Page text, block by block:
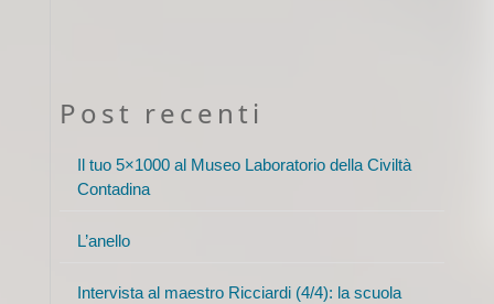
Post recenti
Il tuo 5×1000 al Museo Laboratorio della Civiltà
Contadina
L’anello
Intervista al maestro Ricciardi (4/4): la scuola